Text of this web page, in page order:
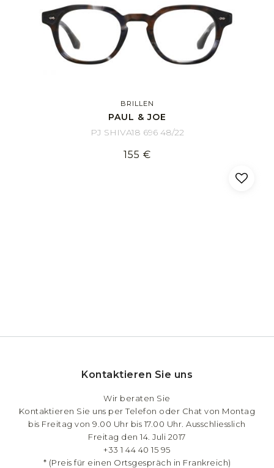
BRILLEN
PAUL & JOE
PJ SHIVA18 696 48/22
155 €
Kontaktieren Sie uns
Wir beraten Sie
Kontaktieren Sie uns per Telefon oder Chat von Montag
bis Freitag von 9.00 Uhr bis 17.00 Uhr. Ausschliesslich
Freitag den 14. Juli 2017
+33 1 44 40 15 95
* (Preis für einen Ortsgespräch in Frankreich)